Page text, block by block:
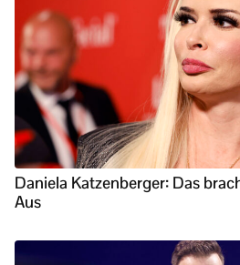
Daniela Katzenberger: Das
Aus